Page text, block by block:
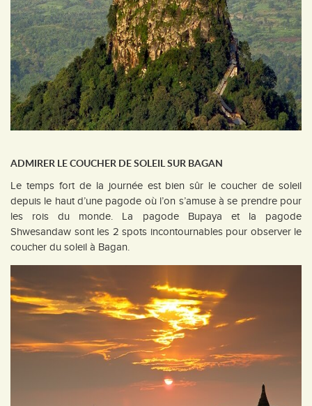
ADMIRER LE COUCHER DE SOLEIL SUR BAGAN
Le temps fort de la journée est bien sûr le coucher de soleil
depuis le haut d’une pagode où l’on s’amuse à se prendre pour
les rois du monde. La pagode Bupaya et la pagode
Shwesandaw sont les 2 spots incontournables pour observer le
coucher du soleil à Bagan.